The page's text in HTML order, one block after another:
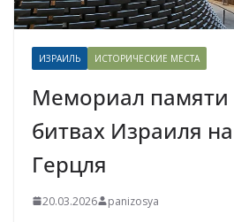
ИЗРАИЛЬ ИСТОРИЧЕСКИЕ МЕСТА
Мемориал
битвах Израиля
Герцля
20.03.2026 panizosya